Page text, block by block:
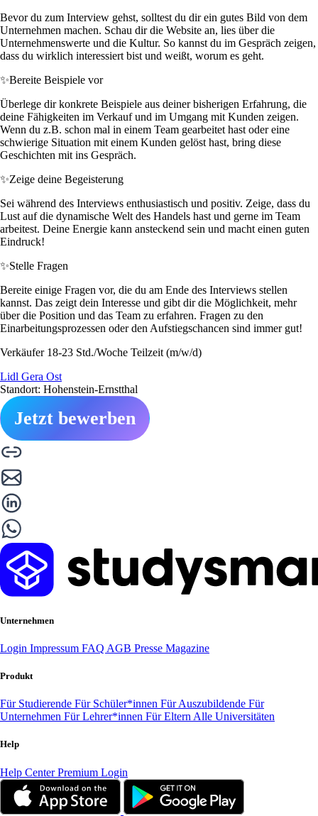
Bevor du zum Interview gehst, solltest du dir ein gutes Bild von dem
Unternehmen machen. Schau dir die Website an, lies über die
Unternehmenswerte und die Kultur. So kannst du im Gespräch zeigen,
dass du wirklich interessiert bist und weißt, worum es geht.
✨Bereite Beispiele vor
Überlege dir konkrete Beispiele aus deiner bisherigen Erfahrung, die
deine Fähigkeiten im Verkauf und im Umgang mit Kunden zeigen.
Wenn du z.B. schon mal in einem Team gearbeitet hast oder eine
schwierige Situation mit einem Kunden gelöst hast, bring diese
Geschichten mit ins Gespräch.
✨Zeige deine Begeisterung
Sei während des Interviews enthusiastisch und positiv. Zeige, dass du
Lust auf die dynamische Welt des Handels hast und gerne im Team
arbeitest. Deine Energie kann ansteckend sein und macht einen guten
Eindruck!
✨Stelle Fragen
Bereite einige Fragen vor, die du am Ende des Interviews stellen
kannst. Das zeigt dein Interesse und gibt dir die Möglichkeit, mehr
über die Position und das Team zu erfahren. Fragen zu den
Einarbeitungsprozessen oder den Aufstiegschancen sind immer gut!
Verkäufer 18-23 Std./Woche Teilzeit (m/w/d)
Lidl Gera Ost
Standort: Hohenstein-Ernstthal
Jetzt bewerben
Unternehmen
Login Impressum FAQ AGB Presse Magazine
Produkt
Für Studierende Für Schüler*innen Für Auszubildende Für
Unternehmen Für Lehrer*innen Für Eltern Alle Universitäten
Help
Help CenterPremium Login